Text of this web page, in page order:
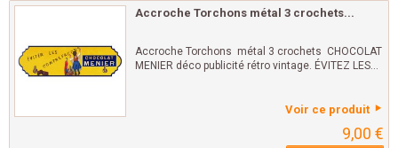
Accroche Torchons métal 3 crochets...
Accroche Torchons métal 3 crochets CHOCOLAT
MENIER déco publicité rétro vintage. ÉVITEZ LES...
Voir ce produit
9,00 €